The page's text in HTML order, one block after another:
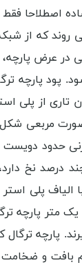
ساده اصطلاحا
روند که از
در عرض
پود پارچه
تاری از
صورت مربعی
حدود دویست
چند درصد نخ
الیاف پلی
متر پارچه
پارچه ترگال
بافت و